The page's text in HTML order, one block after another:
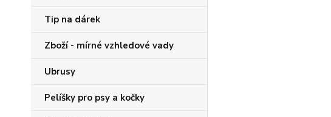
Tip na dárek
Zboží - mírné vzhledové vady
Ubrusy
Pelíšky pro psy a kočky